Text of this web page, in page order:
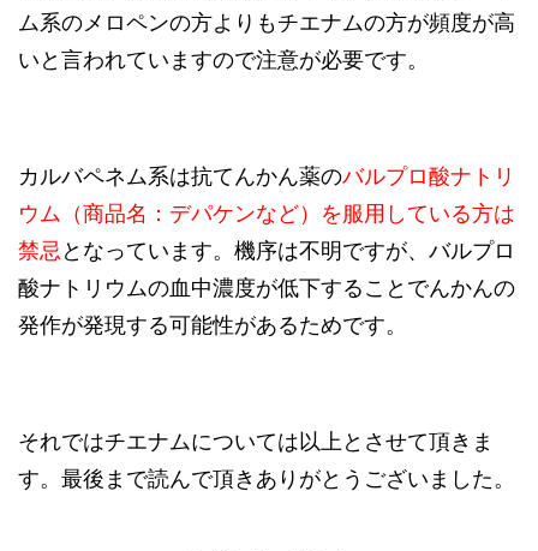
ム系のメロペンの方よりもチエナムの方が頻度が高
いと言われていますので注意が必要です。
カルバペネム系は抗てんかん薬のバルプロ酸ナトリ
ウム（商品名：デパケンなど）を服用している方は
禁忌 となっています。機序は不明ですが、バルプロ
酸ナトリウムの血中濃度が低下することでんかんの
発作が発現する可能性があるためです。
それではチエナムについては以上とさせて頂きま
す。最後まで読んで頂きありがとうございました。